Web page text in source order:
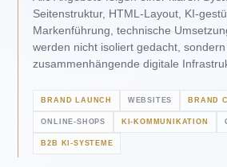
Seitenstruktur, HTML-Layout, KI-
Markenführung, technische
werden nicht isoliert gedacht,
zusammenhängende digitale
BRAND LAUNCH WEBSITES BRAND
ONLINE-SHOPS KI-KOMMUNIKATION
B2B KI-SYSTEME